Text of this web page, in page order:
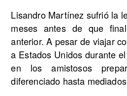
Lisandro Martínez sufrió la
meses antes de que
anterior. A pesar de viajar
a Estados Unidos durante
en los amistosos
diferenciado hasta